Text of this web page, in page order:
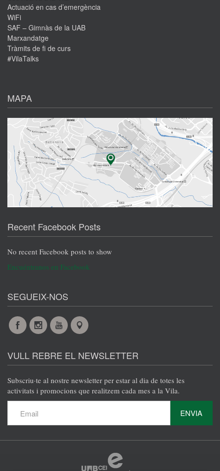
Actuació en cas d’emergència
WiFi
SAF – Gimnàs de la UAB
Marxandatge
Tràmits de fi de curs
#VilaTalks
MAPA
Recent Facebook Posts
No recent Facebook posts to show
Encuéntranos en Facebook
SEGUEIX-NOS
FacebookInstagram
YouTubeMaps
VULL REBRE EL NEWSLETTER
Subscriu·te al nostre newsletter per estar al dia de totes les
activitats i promocions que realitzem cada mes a la Vila.
ENVIA